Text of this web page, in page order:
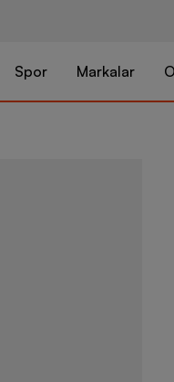
Spor Markalar
Nike